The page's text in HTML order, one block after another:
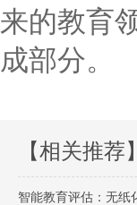
来的教育
成部分。
【相关推荐】
智能教育评估：无纸